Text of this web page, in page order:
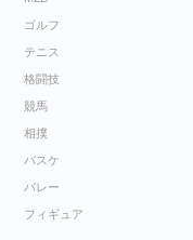
ゴルフ
テニス
格闘技
競馬
相撲
バスケ
バレー
フィギュア